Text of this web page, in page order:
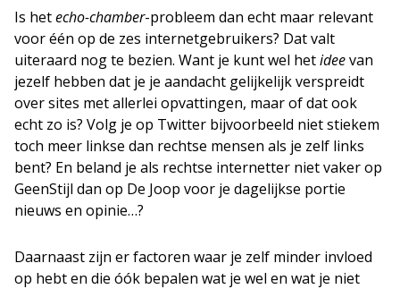
Is hetecho-chamber-probleem dan echt maar relevant
voor één op de zes internetgebruikers? Dat valt
uiteraard nog te bezien. Want je kunt wel hetideevan
jezelf hebben dat je je aandacht gelijkelijk verspreidt
over sites met allerlei opvattingen, maar of dat ook
echt zo is? Volg je op Twitter bijvoorbeeld niet stiekem
toch meer linkse dan rechtse mensen als je zelf links
bent? En beland je als rechtse internetter niet vaker op
GeenStijl dan op De Joop voor je dagelijkse portie
nieuws en opinie…?
Daarnaast zijn er factoren waar je zelf minder invloed
op hebt en die óók bepalen wat je wel en wat je niet